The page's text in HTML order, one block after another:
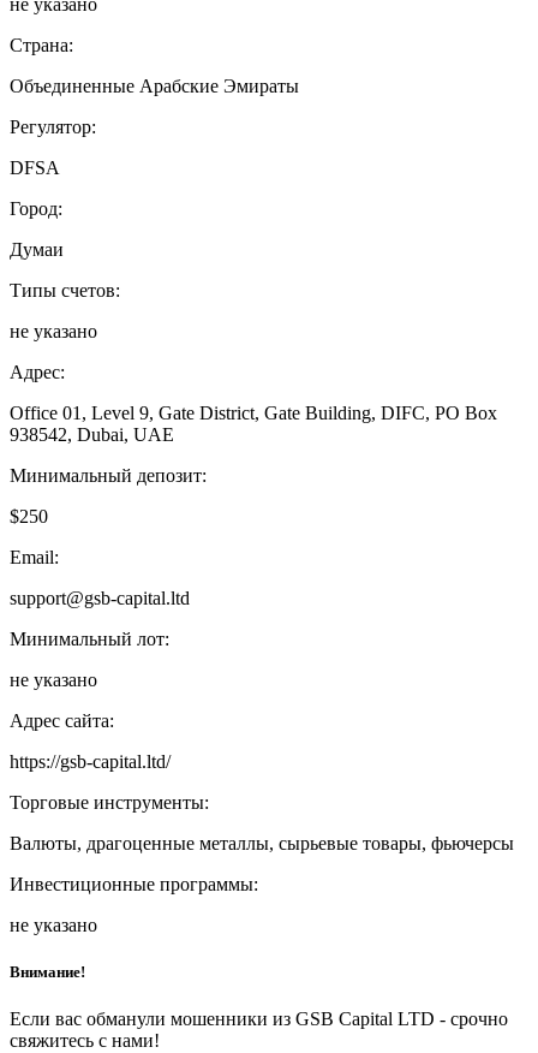
не указано
Страна:
Объединенные Арабские Эмираты
Регулятор:
DFSA
Город:
Думаи
Типы счетов:
не указано
Адрес:
Office 01, Level 9, Gate District, Gate Building, DIFC, PO Box
938542, Dubai, UAE
Минимальный депозит:
$250
Email:
support@gsb-capital.ltd
Минимальный лот:
не указано
Адрес сайта:
https://gsb-capital.ltd/
Торговые инструменты:
Валюты, драгоценные металлы, сырьевые товары, фьючерсы
Инвестиционные программы:
не указано
Внимание!
Если вас обманули мошенники из GSB Capital LTD - срочно
свяжитесь с нами!